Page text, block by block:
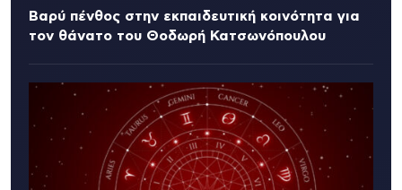
Βαρύ πένθος στην εκπαιδευτική κοινότητα για
τον θάνατο του Θοδωρή Κατσωνόπουλου